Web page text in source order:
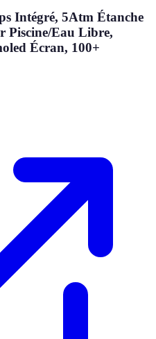
Intégré, 5Atm Étanche
Piscine/Eau Libre,
Écran, 100+